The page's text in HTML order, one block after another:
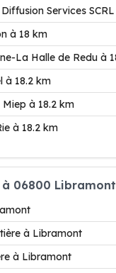
Services
à 18 km
La Halle de Redu à
à 18.2 km
à 18.2 km
à 18.2 km
à 06800 Libramont
à Libramont
à Libramont